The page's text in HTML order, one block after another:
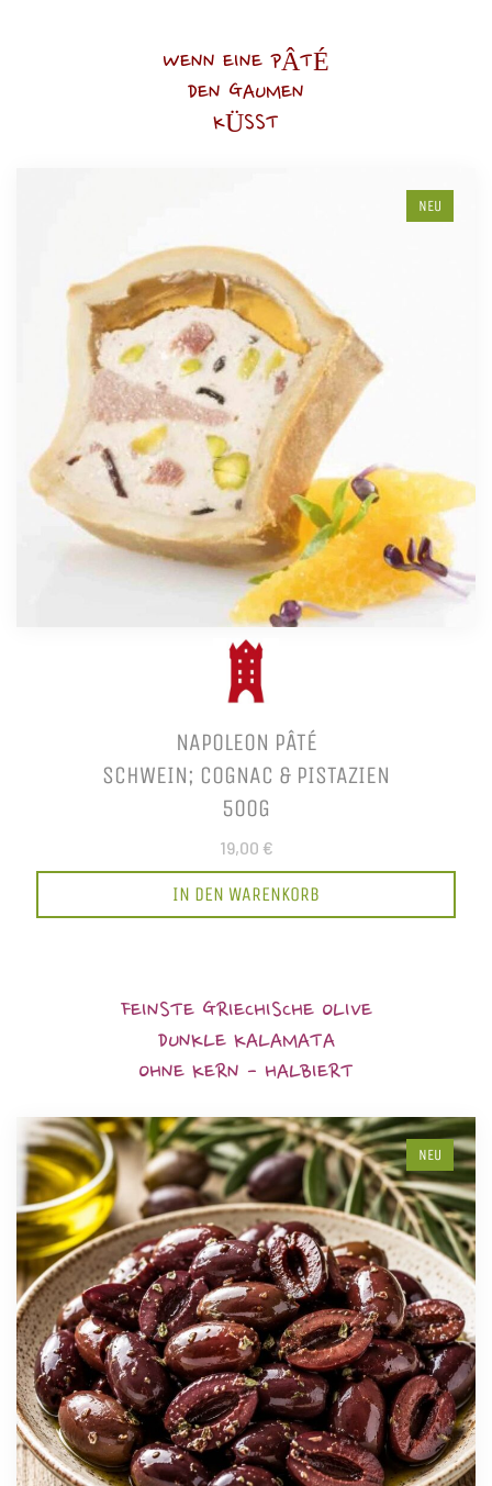
WENN EINE PÂTÉ
DEN GAUMEN
KÜSST
NEU
NAPOLEON PÂTÉ
SCHWEIN; COGNAC & PISTAZIEN
500G
19,00 €
IN DEN WARENKORB
FEINSTE GRIECHISCHE OLIVE
DUNKLE KALAMATA
OHNE KERN - HALBIERT
NEU